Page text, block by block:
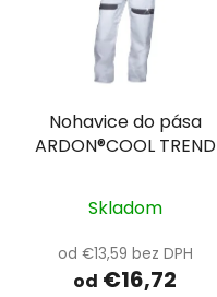
Nohavice do pása
ARDON®COOL TREND
Skladom
od €13,59 bez DPH
od €16,72